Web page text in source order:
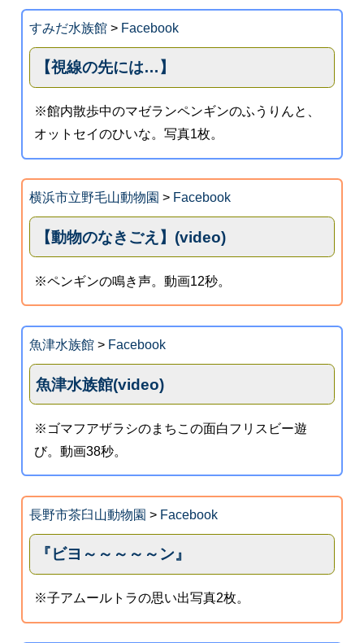
すみだ水族館> Facebook
【視線の先には…】
※館内散歩中のマゼランペンギンのふうりんと、
オットセイのひいな。写真1枚。
横浜市立野毛山動物園 > Facebook
【動物のなきごえ】(video)
※ペンギンの鳴き声。動画12秒。
魚津水族館> Facebook
魚津水族館(video)
※ゴマフアザラシのまちこの面白フリスビー遊
び。動画38秒。
長野市茶臼山動物園 > Facebook
『ビヨ～～～～～ン』
※子アムールトラの思い出写真2枚。